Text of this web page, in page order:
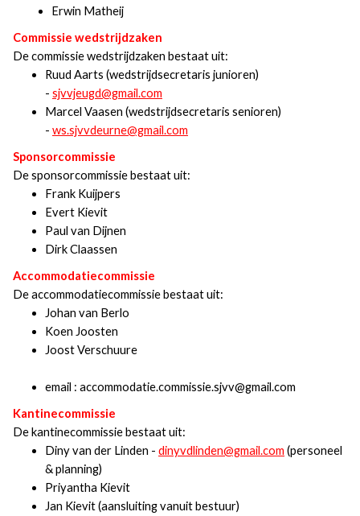
Erwin Matheij
Commissie wedstrijdzaken
De commissie wedstrijdzaken bestaat uit:
Ruud Aarts (wedstrijdsecretaris junioren)
- sjvvjeugd@gmail.com
Marcel Vaasen (wedstrijdsecretaris senioren)
- ws.sjvvdeurne@gmail.com
Sponsorcommissie
De sponsorcommissie bestaat uit:
Frank Kuijpers
Evert Kievit
Paul van Dijnen
Dirk Claassen
Accommodatiecommissie
De accommodatiecommissie bestaat uit:
Johan van Berlo
Koen Joosten
Joost Verschuure
email : accommodatie.commissie.sjvv@gmail.com
Kantinecommissie
De kantinecommissie bestaat uit:
Diny van der Linden - dinyvdlinden@gmail.com (personeel
& planning)
Priyantha Kievit
Jan Kievit (aansluiting vanuit bestuur)